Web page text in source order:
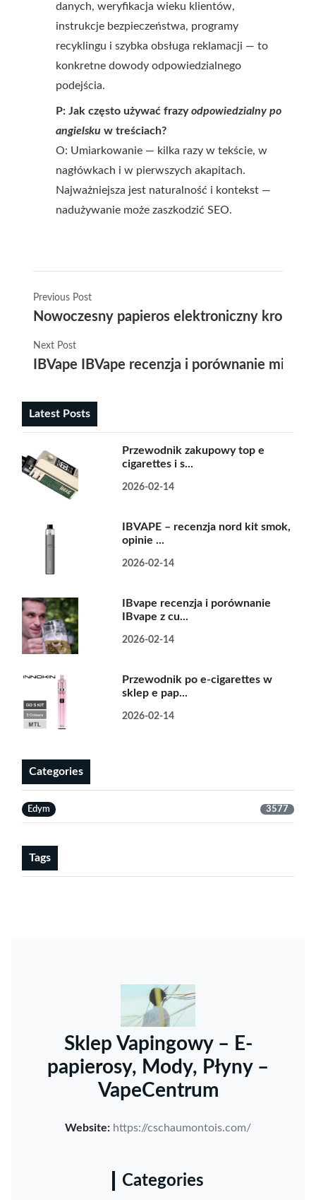
danych, weryfikacja wieku klientów,
instrukcje bezpieczeństwa, programy
recyklingu i szybka obsługa reklamacji — to
konkretne dowody odpowiedzialnego
podejścia.
P: Jak często używać frazyodpowiedzialny po
angielsku w treściach?
O: Umiarkowanie — kilka razy w tekście, w
nagłówkach i w pierwszych akapitach.
Najważniejsza jest naturalność i kontekst —
nadużywanie może zaszkodzić SEO.
Previous Post
Nowoczesny papieros elektroniczny krok
Next Post
IBVape IBVape recenzja i porównanie mild
Latest Posts
Przewodnik zakupowy top e
cigarettes i s...
2026-02-14
IBVAPE – recenzja nord kit smok,
opinie ...
2026-02-14
IBvape recenzja i porównanie
IBvape z cu...
2026-02-14
Przewodnik po e-cigarettes w
sklep e pap...
2026-02-14
Categories
Edym 3577
Tags
Sklep Vapingowy – E-
papierosy, Mody, Płyny –
VapeCentrum
Website: https://cschaumontois.com/
Categories